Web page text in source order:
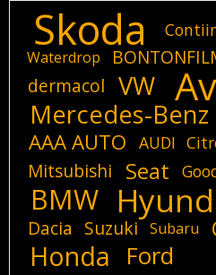
Skoda
Waterdrop
dermacol
VW
Mercedes-Benz
AAA AUTO
AUDI
Mitsubishi Seat
BMW
Dacia Suzuki Subaru
Honda Ford